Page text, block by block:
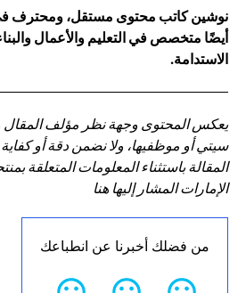
نوشين كاتب محتوى مستقل، ومحترف في
أيضًا متخصص في التعليم والأعمال
الاستدامة.
يعكس المحتوى وجهة نظر مؤلف المقال
سيتي أو موظفيها، ولا نضمن دقة أو
المقالة باستثناء المعلومات المتعلقة
الإمارات المشار إليها هنا
من فضلك أخبرنا عن انطباعك